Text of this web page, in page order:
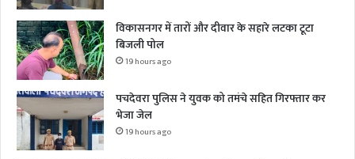
विकासनगर में तारों और दीवार के सहारे लटका टूटा
बिजली पोल
19 hours ago
पचदेवरा पुलिस ने युवक को तमंचे सहित गिरफ्तार कर
भेजा जेल
19 hours ago